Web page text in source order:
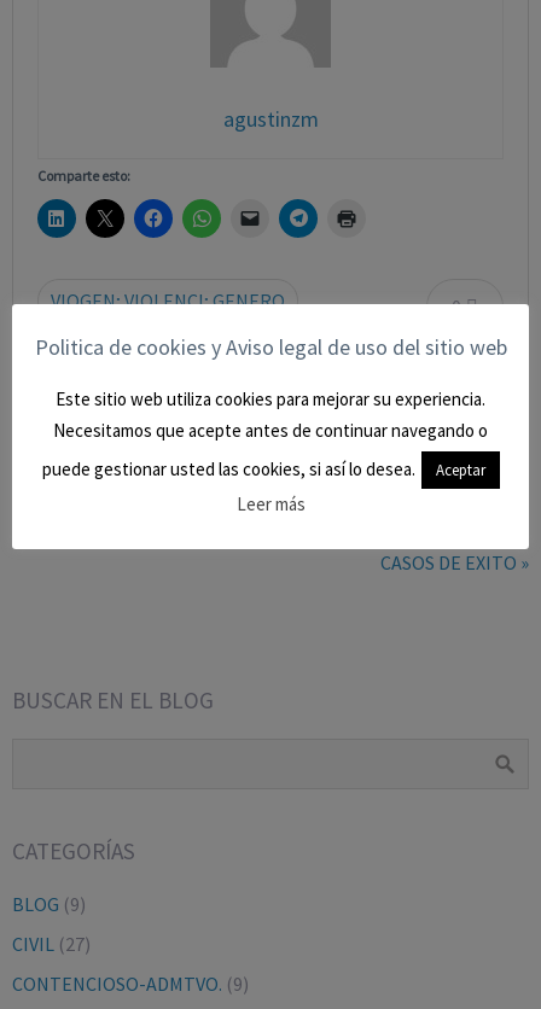
agustinzm
Comparte esto:
0
VIOGEN; VIOLENCI; GENERO
« NUEVO CASO DE ÉXITO. SENTENCIA A FAVOR DE UNA
PENSIONISTA A LA QUE LE HABÍAN RETIRADO LA PENSIÓN
NO CONTRIBUTIVA.
CASOS DE EXITO »
BUSCAR EN EL BLOG
CATEGORÍAS
BLOG (9)
CIVIL (27)
CONTENCIOSO-ADMTVO. (9)
Politica de cookies y Aviso legal de uso del sitio web
Este sitio web utiliza cookies para mejorar su experiencia.
Necesitamos que acepte antes de continuar navegando o
puede gestionar usted las cookies, si así lo desea.
Aceptar
Leer más